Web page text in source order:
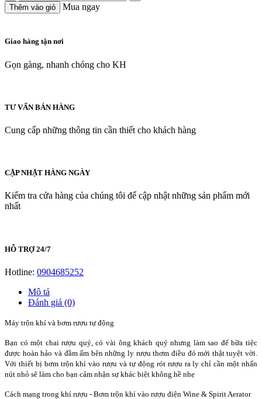
Thêm vào giỏ Mua ngay
Giao hàng tận nơi
Gọn gàng, nhanh chóng cho KH
TƯ VẤN BÁN HÀNG
Cung cấp những thông tin cần thiết cho khách hàng
CẬP NHẬT HÀNG NGÀY
Kiểm tra cửa hàng của chúng tôi để cập nhật những sản phẩm mới
nhất
HỖ TRỢ 24/7
Hotline: 0904685252
Mô tả
Đánh giá (0)
Máy trộn khí và bơm rượu tự động
Bạn có một chai rượu quý, có vài ông khách quý nhưng làm sao để bữa tiệc
được hoàn hảo và đầm ấm bên những ly rượu thơm điều đó mới thật tuyệt vời.
Với thiết bị bơm trộn khí vào rượu và tự động rót rượu ra ly chỉ cần một nhấn
nút nhỏ sẽ làm cho bạn cảm nhận sự khác biệt không hề nhẹ
Cách mạng trong khí rượu - Bơm trộn khí vào rượu điện Wine & Spirit Aerator